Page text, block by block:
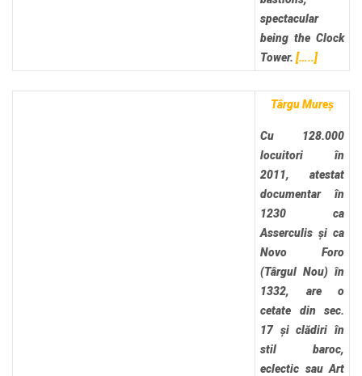
spectacular
being the Clock
Tower. […..]
Târgu Mureș
Cu 128.000
locuitori în
2011, atestat
documentar în
1230 ca
Asserculis și ca
Novo Foro
(Târgul Nou) în
1332, are o
cetate din sec.
17 și clădiri în
stil baroc,
eclectic sau Art